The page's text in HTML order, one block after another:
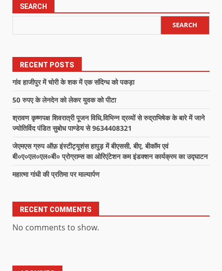
SEARCH
SEARCH
RECENT POSTS
गांव हाजीपुर में चोरी के शक में एक संदिग्ध को पकड़ा
50 रुपए के लेनदेन को लेकर युवक को पीटा
श्रावण कृष्णपक्ष शिवरात्री पूजन विधि,विभिन्न द्रव्यों से रुद्राभिषेक के बारे में जाने
ज्योतिर्विद पंडित सुबोध पाण्डेय से 9634408321
जेएमएस ग्रुप ऑफ़ इंस्टीट्यूशंस हापुड़ में बीएससी, बीए, बीकॉम एवं
बी०ए०एल०एल०बी० प्रोग्राम्स का ओरिएंटेशन कम इंडक्शन कार्यक्रम का उद्घाटन
महात्मा गांधी की प्रतिमा पर माल्यार्पण
RECENT COMMENTS
No comments to show.